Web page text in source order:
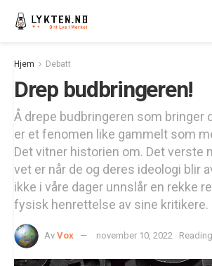
Hjem Debatt
Drep budbringeren!
Å drepe budbringeren som bringer
er et fenomen like gammelt som
Det vitner historien om. Det verste
vet er når de og deres ideologi blir
ikke i våre dager unnslår en rekke
fysisk henrettelse av sine kritikere.
Av Vox november 10, 2022